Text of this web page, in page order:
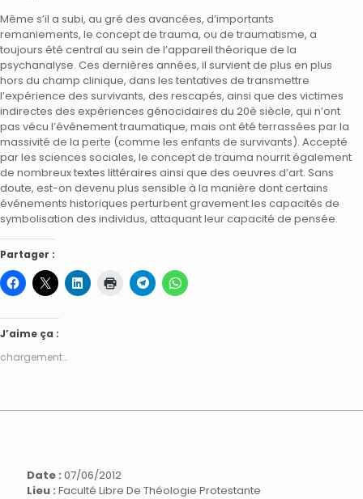
Même s’il a subi, au gré des avancées, d’importants
remaniements, le concept de trauma, ou de traumatisme, a
toujours été central au sein de l’appareil théorique de la
psychanalyse. Ces dernières années, il survient de plus en plus
hors du champ clinique, dans les tentatives de transmettre
l’expérience des survivants, des rescapés, ainsi que des victimes
indirectes des expériences génocidaires du 20è siècle, qui n’ont
pas vécu l’événement traumatique, mais ont été terrassées par la
massivité de la perte (comme les enfants de survivants). Accepté
par les sciences sociales, le concept de trauma nourrit également
de nombreux textes littéraires ainsi que des oeuvres d’art. Sans
doute, est-on devenu plus sensible à la manière dont certains
événements historiques perturbent gravement les capacités de
symbolisation des individus, attaquant leur capacité de pensée.
Partager :
J’aime ça :
chargement…
Date : 07/06/2012
Lieu : Faculté Libre De Théologie Protestante